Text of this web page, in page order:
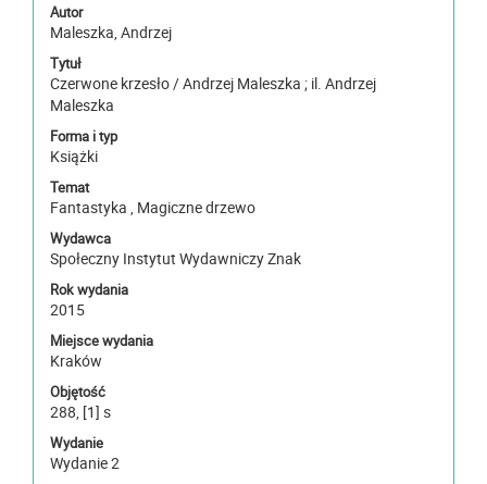
Autor
Maleszka, Andrzej
Tytuł
Czerwone krzesło / Andrzej Maleszka ; il. Andrzej
Maleszka
Forma i typ
Książki
Temat
Fantastyka , Magiczne drzewo
Wydawca
Społeczny Instytut Wydawniczy Znak
Rok wydania
2015
Miejsce wydania
Kraków
Objętość
288, [1] s
Wydanie
Wydanie 2